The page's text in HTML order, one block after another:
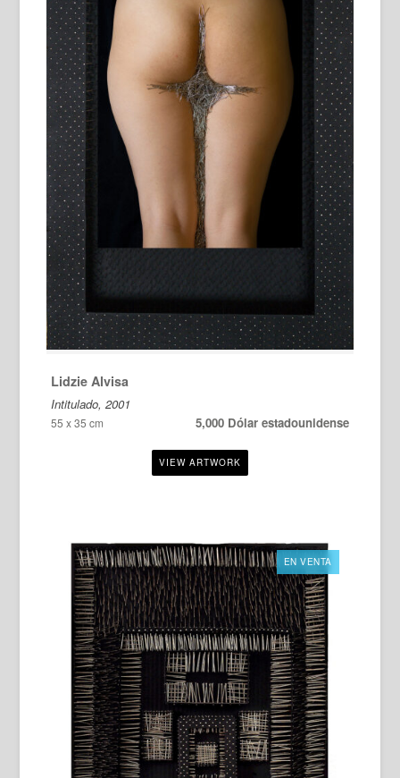
Lidzie Alvisa
Intitulado, 2001
55 x 35 cm 5,000 Dólar estadounidense
EN VENTA